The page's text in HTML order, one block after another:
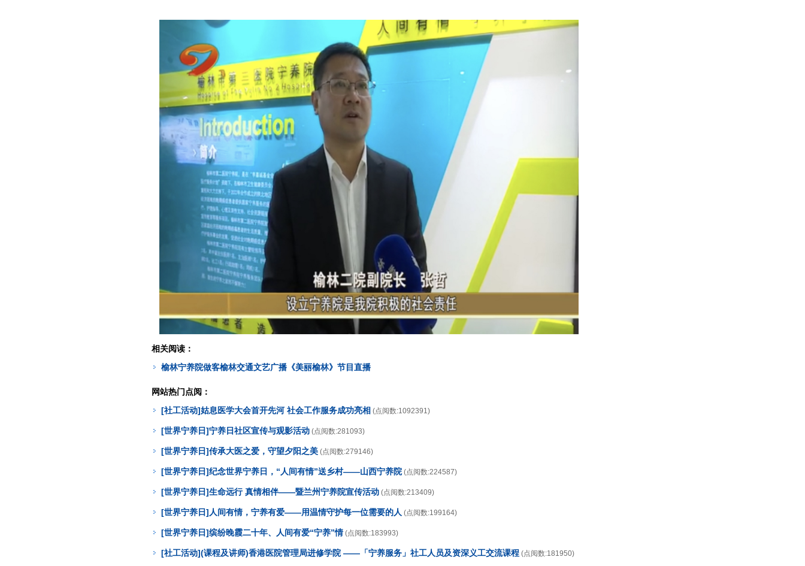
相关阅读：
榆林宁养院做客榆林交通文艺广播《美丽榆林》节目直播
网站热门点阅：
[社工活动]姑息医学大会首开先河 社会工作服务成功亮相 (点阅数:1092391)
[世界宁养日]宁养日社区宣传与观影活动 (点阅数:281093)
[世界宁养日]传承大医之爱，守望夕阳之美 (点阅数:279146)
[世界宁养日]纪念世界宁养日，“人间有情”送乡村——山西宁养院 (点阅数:224587)
[世界宁养日]生命远行 真情相伴——暨兰州宁养院宣传活动 (点阅数:213409)
[世界宁养日]人间有情，宁养有爱——用温情守护每一位需要的人 (点阅数:199164)
[世界宁养日]缤纷晚霞二十年、人间有爱“宁养”情 (点阅数:183993)
[社工活动](课程及讲师)香港医院管理局进修学院 ——「宁养服务」社工人员及资深义工交流课程 (点阅数:181950)